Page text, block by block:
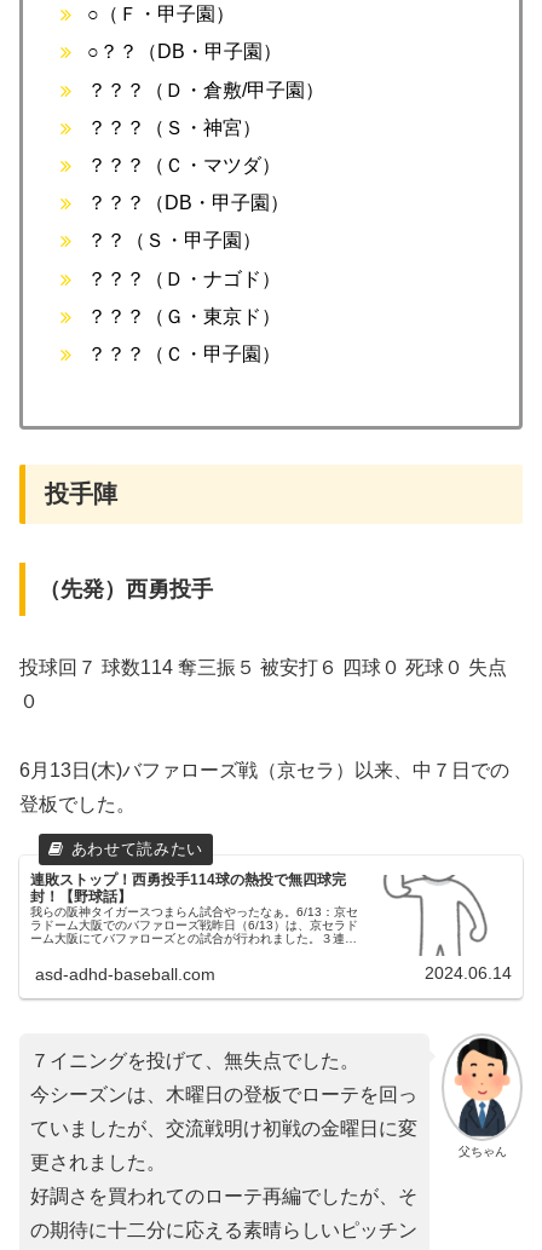
○（Ｆ・甲子園）
○？？（DB・甲子園）
？？？（Ｄ・倉敷/甲子園）
？？？（Ｓ・神宮）
？？？（Ｃ・マツダ）
？？？（DB・甲子園）
？？（Ｓ・甲子園）
？？？（Ｄ・ナゴド）
？？？（Ｇ・東京ド）
？？？（Ｃ・甲子園）
投手陣
（先発）西勇投手
投球回７ 球数114 奪三振５ 被安打６ 四球０ 死球０ 失点
０
6月13日(木)バファローズ戦（京セラ）以来、中７日での
登板でした。
連敗ストップ！西勇投手114球の熱投で無四球完
封！【野球話】
我らの阪神タイガースつまらん試合やったなぁ。6/13：京セ
ラドーム大阪でのバファローズ戦昨日（6/13）は、京セラド
ーム大阪にてバファローズとの試合が行われました。３連戦
asd-adhd-baseball.com 2024.06.14
父ちゃん
７イニングを投げて、無失点でした。
今シーズンは、木曜日の登板でローテを回っ
ていましたが、交流戦明け初戦の金曜日に変
更されました。
好調さを買われてのローテ再編でしたが、そ
の期待に十二分に応える素晴らしいピッチン